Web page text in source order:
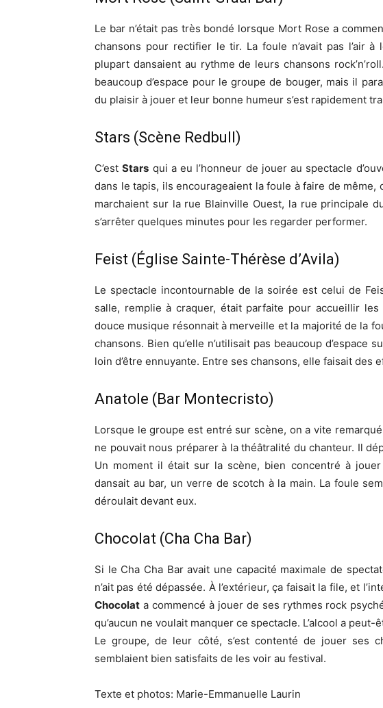
Le bar n’était pas très bondé lorsque Mort Rose a
chansons pour rectifier le tir. La foule n’avait pas l’air
plupart dansaient au rythme de leurs chansons
beaucoup d’espace pour le groupe de bouger, mais il
du plaisir à jouer et leur bonne humeur s’est rapidement
Stars (Scène Redbull)
C’estStars qui a eu l’honneur de jouer au spectacle
dans le tapis, ils encourageaient la foule à faire de même,
marchaient sur la rue Blainville Ouest, la rue principale
s’arrêter quelques minutes pour les regarder performer.
Feist (Église Sainte-Thérèse d’Avila)
Le spectacle incontournable de la soirée est celui de
salle, remplie à craquer, était parfaite pour accueillir
douce musique résonnait à merveille et la majorité de la
chansons. Bien qu’elle n’utilisait pas beaucoup d’espace
loin d’être ennuyante. Entre ses chansons, elle faisait des
Anatole (Bar Montecristo)
Lorsque le groupe est entré sur scène, on a vite
ne pouvait nous préparer à la théâtralité du chanteur. Il
Un moment il était sur la scène, bien concentré à
dansait au bar, un verre de scotch à la main. La foule
déroulait devant eux.
Chocolat (Cha Cha Bar)
Si le Cha Cha Bar avait une capacité maximale de
n’ait pas été dépassée. À l’extérieur, ça faisait la file, et
Chocolat a commencé à jouer de ses rythmes rock
qu’aucun ne voulait manquer ce spectacle. L’alcool a
Le groupe, de leur côté, s’est contenté de jouer ses
semblaient bien satisfaits de les voir au festival.
Texte et photos: Marie-Emmanuelle Laurin